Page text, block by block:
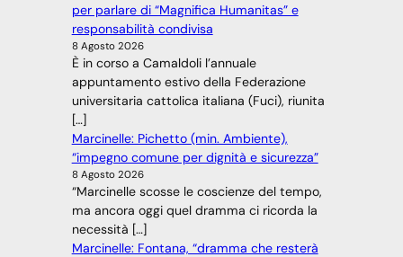
per parlare di “Magnifica Humanitas” e
responsabilità condivisa
8 Agosto 2026
È in corso a Camaldoli l’annuale
appuntamento estivo della Federazione
universitaria cattolica italiana (Fuci), riunita
[…]
Marcinelle: Pichetto (min. Ambiente),
“impegno comune per dignità e sicurezza”
8 Agosto 2026
“Marcinelle scosse le coscienze del tempo,
ma ancora oggi quel dramma ci ricorda la
necessità […]
Marcinelle: Fontana, “dramma che resterà